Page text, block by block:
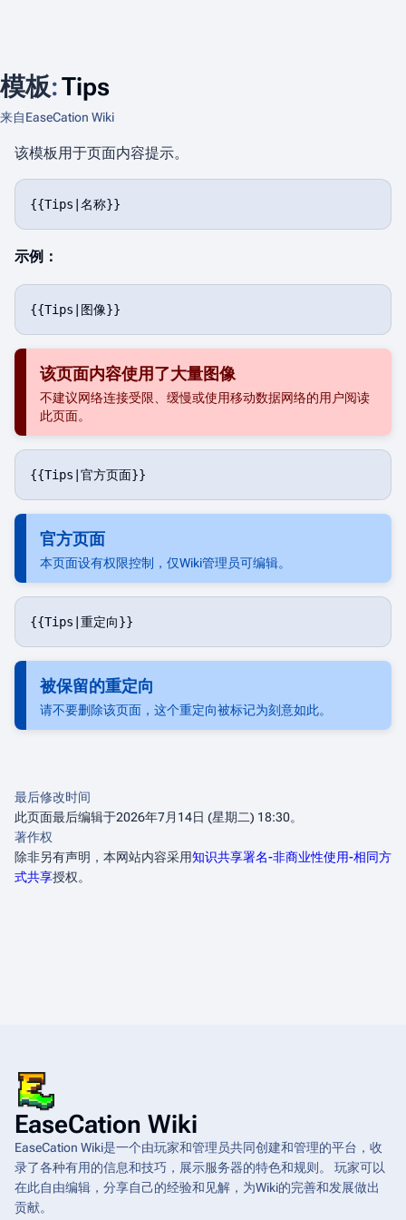
模板:Tips
来自EaseCation Wiki
该模板用于页面内容提示。
示例：
该页面内容使用了大量图像
不建议网络连接受限、缓慢或使用移动数据网络的用户阅读
此页面。
官方页面
本页面设有权限控制，仅Wiki管理员可编辑。
被保留的重定向
请不要删除该页面，这个重定向被标记为刻意如此。
最后修改时间
此页面最后编辑于2026年7月14日 (星期二) 18:30。
著作权
除非另有声明，本网站内容采用知识共享署名-非商业性使用-相同方
式共享授权。
EaseCation Wiki
EaseCation Wiki是一个由玩家和管理员共同创建和管理的平台，收
录了各种有用的信息和技巧，展示服务器的特色和规则。 玩家可以
在此自由编辑，分享自己的经验和见解，为Wiki的完善和发展做出
贡献。